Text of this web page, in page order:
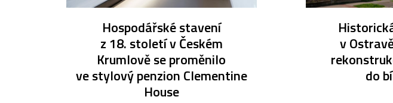
Hospodářské stavení
z 18. století v Českém
Krumlově se proměnilo
ve stylový penzion Clementine
House
v
do